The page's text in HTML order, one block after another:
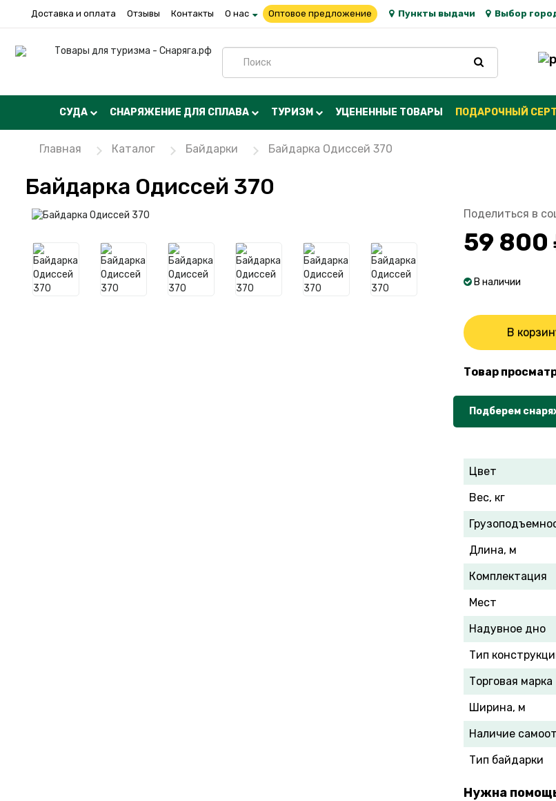
Доставка и оплата Отзывы Контакты О нас Оптовое предложение Пункты выдачи Выбор
СУДА СНАРЯЖЕНИЕ ДЛЯ СПЛАВА ТУРИЗМ УЦЕНЕННЫЕ ТОВАРЫ ПОДАРОЧНЫЙ
Главная Каталог Байдарки Байдарка Одиссей 370
Байдарка Одиссей 370
Поделиться в
59 800
В наличии
В
Товар
Подберем
Цвет
Вес, кг
Длина, м
Комплектация
Мест
Надувное дно
Тип
Торговая марка
Ширина, м
Наличие
Тип байдарки
Нужна